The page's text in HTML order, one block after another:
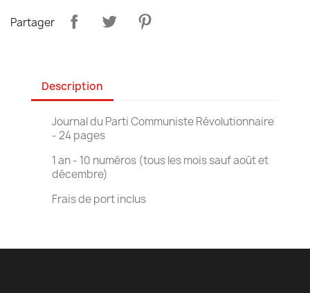
Partager
Description
Journal du Parti Communiste Révolutionnaire
- 24 pages
1 an - 10 numéros (tous les mois sauf août et
décembre)
Frais de port inclus